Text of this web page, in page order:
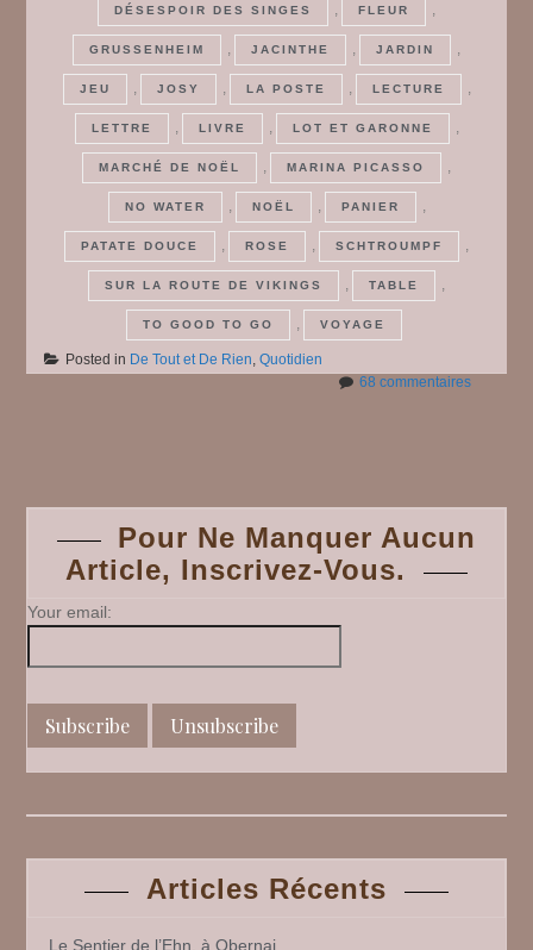
DÉSESPOIR DES SINGES , FLEUR ,
GRUSSENHEIM , JACINTHE , JARDIN ,
JEU , JOSY , LA POSTE , LECTURE ,
LETTRE , LIVRE , LOT ET GARONNE ,
MARCHÉ DE NOËL , MARINA PICASSO ,
NO WATER , NOËL , PANIER ,
PATATE DOUCE , ROSE , SCHTROUMPF ,
SUR LA ROUTE DE VIKINGS , TABLE ,
TO GOOD TO GO , VOYAGE
Posted in De Tout et De Rien,Quotidien
68 commentairessur
69
navigation
Pour Ne Manquer Aucun
Article, Inscrivez-Vous.
Your email:
Articles Récents
Le Sentier de l’Ehn, à Obernai